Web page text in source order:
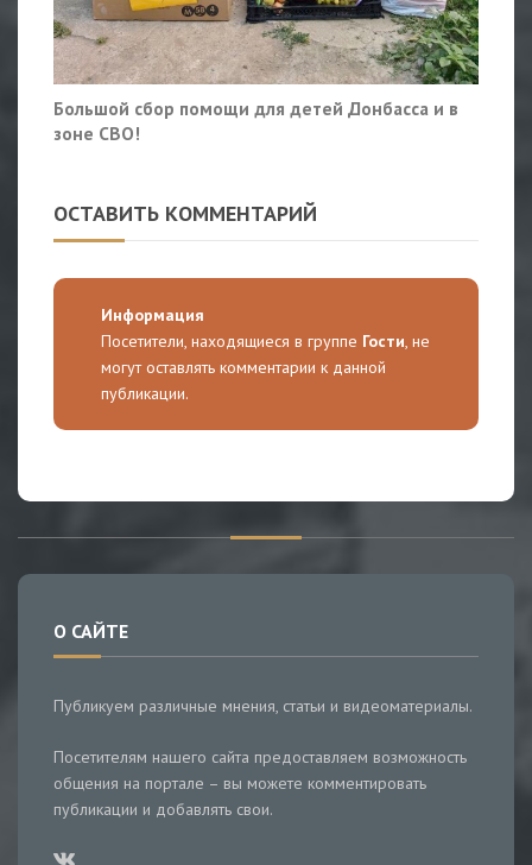
Большой сбор помощи для детей Донбасса и в
зоне СВО!
ОСТАВИТЬ КОММЕНТАРИЙ
Информация
Посетители, находящиеся в группе Гости, не
могут оставлять комментарии к данной
публикации.
О САЙТЕ
Публикуем различные мнения, статьи и видеоматериалы.
Посетителям нашего сайта предоставляем возможность
общения на портале – вы можете комментировать
публикации и добавлять свои.